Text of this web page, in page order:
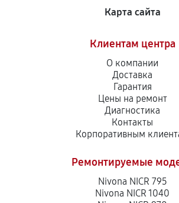
Карта сайта
Клиентам центра
О компании
Доставка
Гарантия
Цены на ремонт
Диагностика
Контакты
Корпоративным
Ремонтируемые
Nivona NICR 795
Nivona NICR 1040